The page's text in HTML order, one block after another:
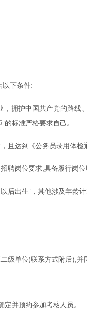
以下条件:
拥护中国共产党的路
的标准严格要求自己。
且达到《公务员录用体检
聘岗位要求,具备履行岗位
后出生”，其他涉及年龄
级单位(联系方式附后),并
并预约参加考核人员。